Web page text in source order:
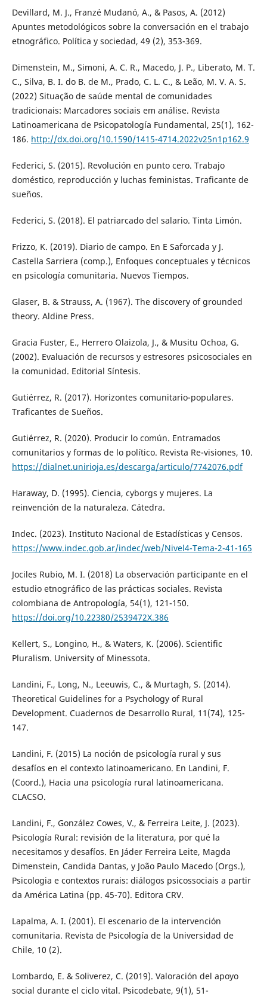
Devillard, M. J., Franzé Mudanó, A., & Pasos, A. (2012)
Apuntes metodológicos sobre la conversación en el trabajo
etnográfico. Política y sociedad, 49 (2), 353-369.
Dimenstein, M., Simoni, A. C. R., Macedo, J. P., Liberato, M. T.
C., Silva, B. I. do B. de M., Prado, C. L. C., & Leão, M. V. A. S.
(2022) Situação de saúde mental de comunidades
tradicionais: Marcadores sociais em análise. Revista
Latinoamericana de Psicopatología Fundamental, 25(1), 162-
186. http://dx.doi.org/10.1590/1415-4714.2022v25n1p162.9
Federici, S. (2015). Revolución en punto cero. Trabajo
doméstico, reproducción y luchas feministas. Traficante de
sueños.
Federici, S. (2018). El patriarcado del salario. Tinta Limón.
Frizzo, K. (2019). Diario de campo. En E Saforcada y J.
Castella Sarriera (comp.), Enfoques conceptuales y técnicos
en psicología comunitaria. Nuevos Tiempos.
Glaser, B. & Strauss, A. (1967). The discovery of grounded
theory. Aldine Press.
Gracia Fuster, E., Herrero Olaizola, J., & Musitu Ochoa, G.
(2002). Evaluación de recursos y estresores psicosociales en
la comunidad. Editorial Síntesis.
Gutiérrez, R. (2017). Horizontes comunitario-populares.
Traficantes de Sueños.
Gutiérrez, R. (2020). Producir lo común. Entramados
comunitarios y formas de lo político. Revista Re-visiones, 10.
https://dialnet.unirioja.es/descarga/articulo/7742076.pdf
Haraway, D. (1995). Ciencia, cyborgs y mujeres. La
reinvención de la naturaleza. Cátedra.
Indec. (2023). Instituto Nacional de Estadísticas y Censos.
https://www.indec.gob.ar/indec/web/Nivel4-Tema-2-41-165
Jociles Rubio, M. I. (2018) La observación participante en el
estudio etnográfico de las prácticas sociales. Revista
colombiana de Antropología, 54(1), 121-150.
https://doi.org/10.22380/2539472X.386
Kellert, S., Longino, H., & Waters, K. (2006). Scientific
Pluralism. University of Minessota.
Landini, F., Long, N., Leeuwis, C., & Murtagh, S. (2014).
Theoretical Guidelines for a Psychology of Rural
Development. Cuadernos de Desarrollo Rural, 11(74), 125-
147.
Landini, F. (2015) La noción de psicología rural y sus
desafíos en el contexto latinoamericano. En Landini, F.
(Coord.), Hacia una psicología rural latinoamericana.
CLACSO.
Landini, F., González Cowes, V., & Ferreira Leite, J. (2023).
Psicología Rural: revisión de la literatura, por qué la
necesitamos y desafíos. En Jáder Ferreira Leite, Magda
Dimenstein, Candida Dantas, y João Paulo Macedo (Orgs.),
Psicologia e contextos rurais: diálogos psicossociais a partir
da América Latina (pp. 45-70). Editora CRV.
Lapalma, A. I. (2001). El escenario de la intervención
comunitaria. Revista de Psicología de la Universidad de
Chile, 10 (2).
Lombardo, E. & Soliverez, C. (2019). Valoración del apoyo
social durante el ciclo vital. Psicodebate, 9(1), 51-